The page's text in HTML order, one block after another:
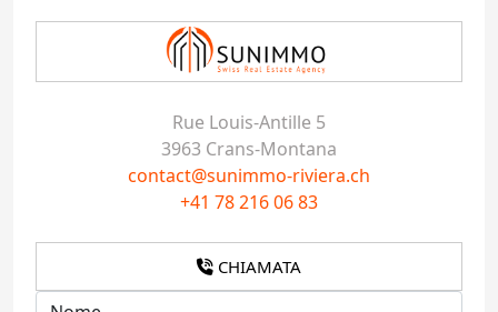
Rue Louis-Antille 5
3963 Crans-Montana
contact@sunimmo-riviera.ch
+41 78 216 06 83
CHIAMATA